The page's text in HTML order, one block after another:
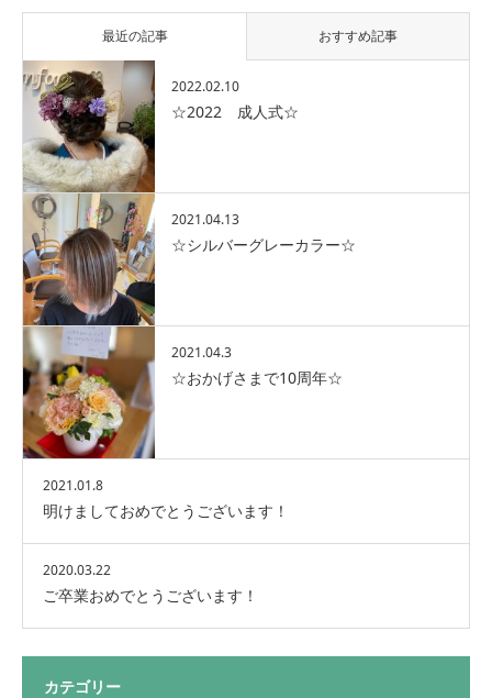
最近の記事 おすすめ記事
2022.02.10
☆2022 成人式☆
2021.04.13
☆シルバーグレーカラー☆
2021.04.3
☆おかげさまで10周年☆
2021.01.8
明けましておめでとうございます！
2020.03.22
ご卒業おめでとうございます！
カテゴリー